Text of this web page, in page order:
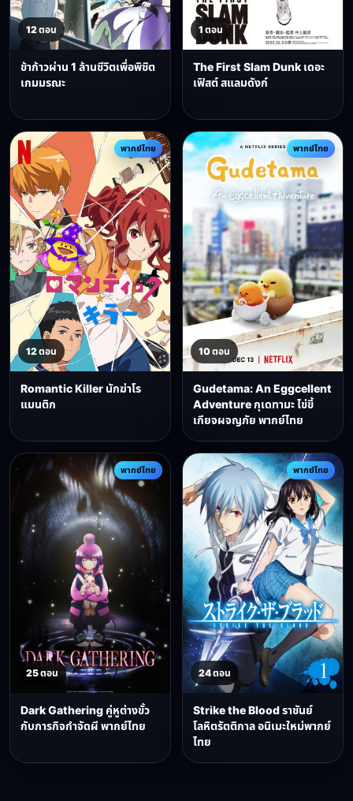
12 ตอน
ข้าก้าวผ่าน 1 ล้านชีวิตเพื่อพิชิต
เกมมรณะ
1 ตอน
The First Slam Dunk เดอะ
เฟิสต์ สแลมดังก์
พากย์ไทย
12 ตอน
Romantic Killer นักฆ่าโร
แมนติก
พากย์ไทย
10 ตอน
Gudetama: An Eggcellent
Adventure กุเดทามะ ไข่ขี้
เกียจผจญภัย พากย์ไทย
พากย์ไทย
25 ตอน
Dark Gathering คู่หูต่างขั้ว
กับภารกิจกำจัดผี พากย์ไทย
พากย์ไทย
24 ตอน
Strike the Blood ราชันย์
โลหิตรัตติกาล อนิเมะใหม่พากย์
ไทย